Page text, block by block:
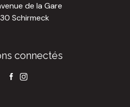
de la Gare
Schirmeck
connectés